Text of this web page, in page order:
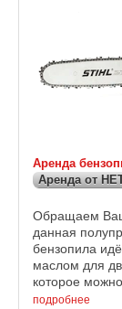
Аренда
Аренда от
Обращаем
данная
бензопила
маслом для
которое
3,00 рубля за
подробнее